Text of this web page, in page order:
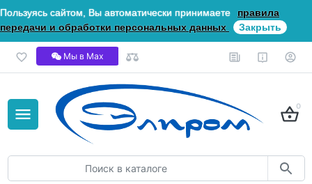
Пользуясь сайтом, Вы автоматически принимаете
правила
передачи и обработки персональных данных
Закрыть
Мы в Мах
0